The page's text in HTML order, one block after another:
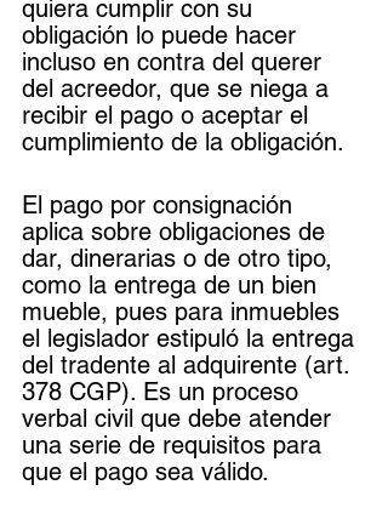
quiera cumplir con su
obligación lo puede hacer
incluso en contra del querer
del acreedor, que se niega a
recibir el pago o aceptar el
cumplimiento de la obligación.
El pago por consignación
aplica sobre obligaciones de
dar, dinerarias o de otro tipo,
como la entrega de un bien
mueble, pues para inmuebles
el legislador estipuló la entrega
del tradente al adquirente (art.
378 CGP). Es un proceso
verbal civil que debe atender
una serie de requisitos para
que el pago sea válido.